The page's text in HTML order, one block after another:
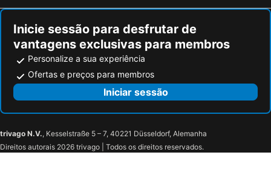
Inicie sessão para desfrutar de
vantagens exclusivas para membros
Personalize a sua experiência
Ofertas e preços para membros
Iniciar sessão
trivago N.V., Kesselstraße 5 – 7, 40221 Düsseldorf, Alemanha
Direitos autorais 2026 trivago | Todos os direitos reservados.